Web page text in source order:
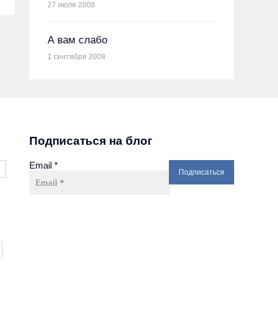
27 июля 2008
А вам слабо
1 сентября 2008
Подписаться на блог
Email *